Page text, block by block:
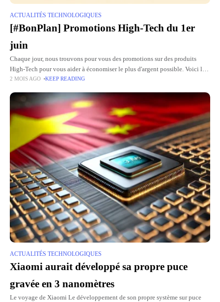
ACTUALITÉS TECHNOLOGIQUES
[#BonPlan] Promotions High-Tech du 1er
juin
Chaque jour, nous trouvons pour vous des promotions sur des produits
High-Tech pour vous aider à économiser le plus d'argent possible. Voici la
liste des bons plans du jour (valable
2 MOIS AGO KEEP READING
ACTUALITÉS TECHNOLOGIQUES
Xiaomi aurait développé sa propre puce
gravée en 3 nanomètres
Le voyage de Xiaomi Le développement de son propre système sur puce